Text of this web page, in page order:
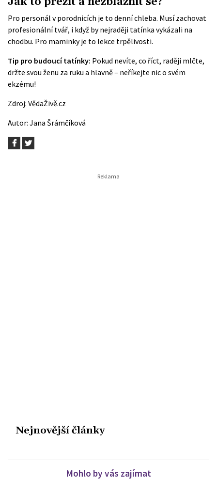
Pro personál v porodnicích je to denní chleba. Musí zachovat
profesionální tvář, i když by nejraději tatínka vykázali na
chodbu. Pro maminky je to lekce trpělivosti.
Tip pro budoucí tatínky: Pokud nevíte, co říct, raději mlčte,
držte svou ženu za ruku a hlavně – neříkejte nic o svém
ekzému!
Zdroj: VědaŽivě.cz
Autor: Jana Šrámčíková
Nejnovější články
Mohlo by vás zajímat